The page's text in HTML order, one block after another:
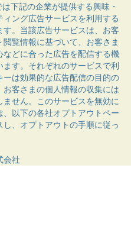
下記の企業が提供する興味・
ィング広告サービスを利用する
す。当該広告サービスは、お客
閲覧情報に基づいて、お客さま
などに合った広告を配信する機
ます。それぞれのサービスで利
ーは効果的な広告配信の目的の
お客さまの個人情報の収集には
ません。このサービスを無効に
、以下の各社オプトアウトペー
し、オプトアウトの手順に従っ
会社